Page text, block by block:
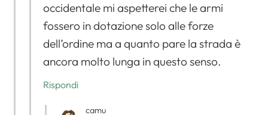
occidentale mi aspetterei che le armi
fossero in dotazione solo alle forze
dell’ordine ma a quanto pare la strada è
ancora molto lunga in questo senso.
Rispondi
camu